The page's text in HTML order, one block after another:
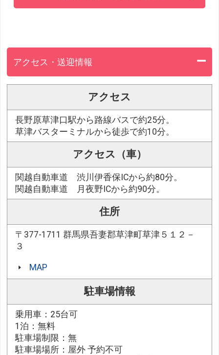
アクセス・送迎情報
アクセス
長野原草津口駅から路線バスで約25分。
草津バスターミナルから徒歩で約10分。
アクセス（車）
関越自動車道 渋川伊香保ICから約80分。
関越自動車道 月夜野ICから約90分。
住所
〒377-1711 群馬県吾妻郡草津町草津５１２－
３
MAP
駐車場情報
乗用車：25台可
1泊：無料
駐車場制限：無
駐車場場所：屋外 予約不可